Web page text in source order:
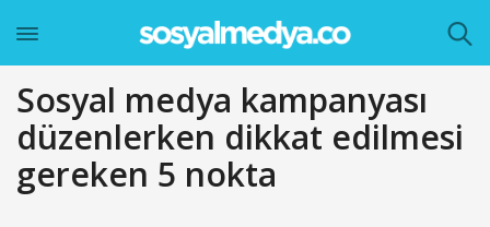
Sosyal medya kampanyası
düzenlerken dikkat edilmesi
gereken 5 nokta